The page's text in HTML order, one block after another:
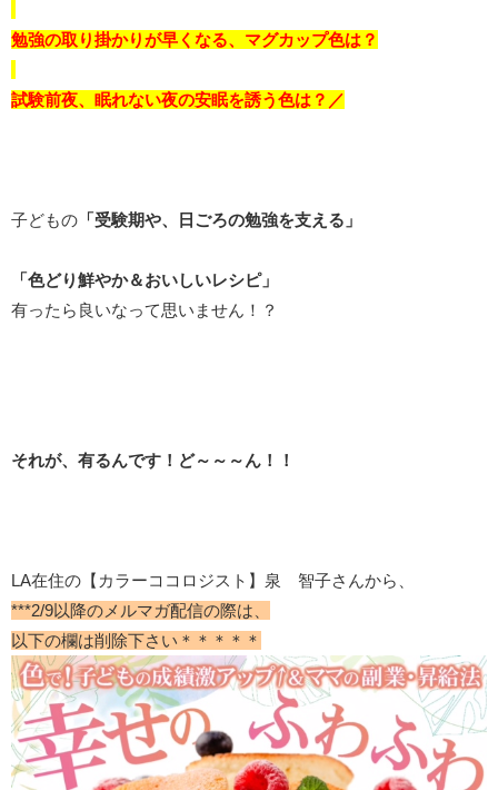
勉強の取り掛かりが早くなる、マグカップ色は？
試験前夜、眠れない夜の安眠を誘う色は？／
子どもの 「受験期や、日ごろの勉強を支える」
「色どり鮮やか＆おいしいレシピ」
有ったら良いなって思いません！？
それが、有るんです！ど～～～ん！！
LA在住の【カラーココロジスト】泉 智子さんから、
***2/9以降のメルマガ配信の際は、
以下の欄は削除下さい＊＊＊＊＊